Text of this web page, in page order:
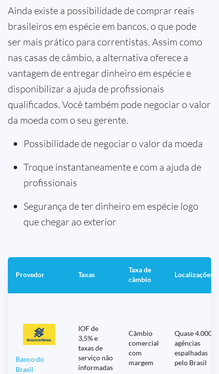
Ainda existe a possibilidade de comprar reais
brasileiros em espécie em bancos, o que pode
ser mais prático para correntistas. Assim como
nas casas de câmbio, a alternativa oferece a
vantagem de entregar dinheiro em espécie e
disponibilizar a ajuda de profissionais
qualificados. Você também pode negociar o valor
da moeda com o seu gerente.
Possibilidade de negociar o valor da moeda
Troque instantaneamente e com a ajuda de
profissionais
Segurança de ter dinheiro em espécie logo
que chegar ao exterior
Provedor Taxas
Taxa de
câmbio
Localizações
Banco do
Brasil
IOF de
3,5% e
taxas de
serviço não
informadas
Câmbio
comercial
com
margem
Quase 4.000
agências
espalhadas
pelo Brasil